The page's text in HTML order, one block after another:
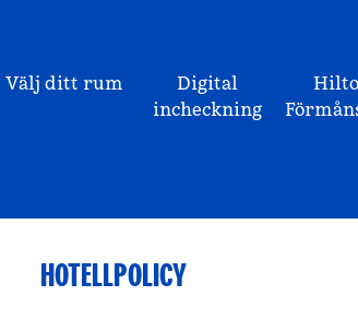
Välj ditt rum
Digital
incheckning
HOTELLPOLICY